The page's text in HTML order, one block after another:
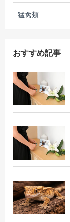
猛禽類
おすすめ記事